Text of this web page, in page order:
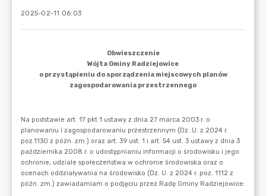
2025-02-11 06:03